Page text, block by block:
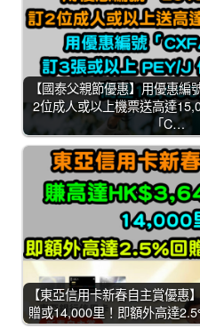
【國泰父親節優惠】用優惠
2位成人或以上機票送高達
「C…
【東亞信用卡新春自主賞優惠
贈或14,000里！即額外高達